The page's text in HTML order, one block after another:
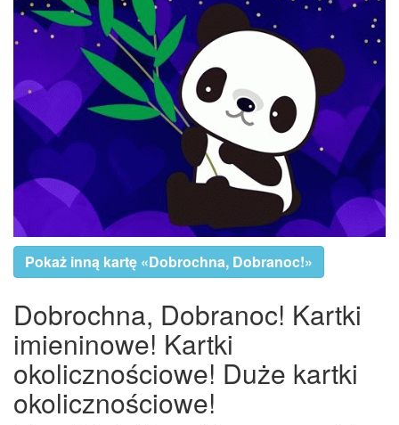
Pokaż inną kartę «Dobrochna, Dobranoc!»
Dobrochna, Dobranoc! Kartki
imieninowe! Kartki
okolicznościowe! Duże kartki
okolicznościowe!